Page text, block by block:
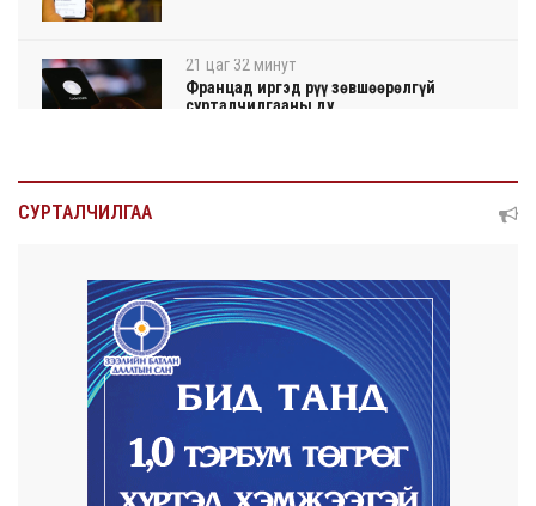
21 цаг 32 минут
Францад иргэд рүү зөвшөөрөлгүй
сурталчилгааны ду...
21 цаг 36 минут
21 цаг 39 минут
Автомашины улсын дугаар сондгой
тоогоор төгссөн ...
Улаанбаатарт өдөртөө 30 хэм дулаан
СУРТАЛЧИЛГАА